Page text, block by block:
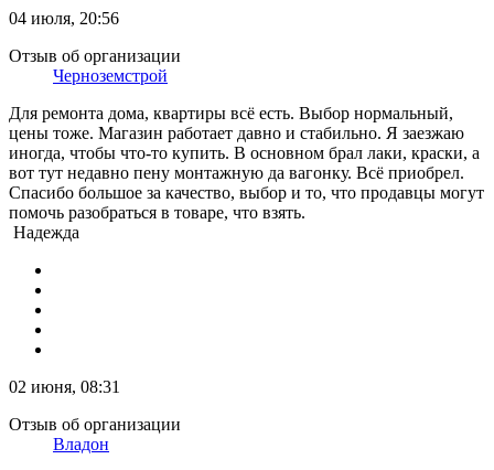
04 июля, 20:56
Отзыв об организации
Черноземстрой
Для ремонта дома, квартиры всё есть. Выбор нормальный,
цены тоже. Магазин работает давно и стабильно. Я заезжаю
иногда, чтобы что-то купить. В основном брал лаки, краски, а
вот тут недавно пену монтажную да вагонку. Всё приобрел.
Спасибо большое за качество, выбор и то, что продавцы могут
помочь разобраться в товаре, что взять.
Надежда
02 июня, 08:31
Отзыв об организации
Владон